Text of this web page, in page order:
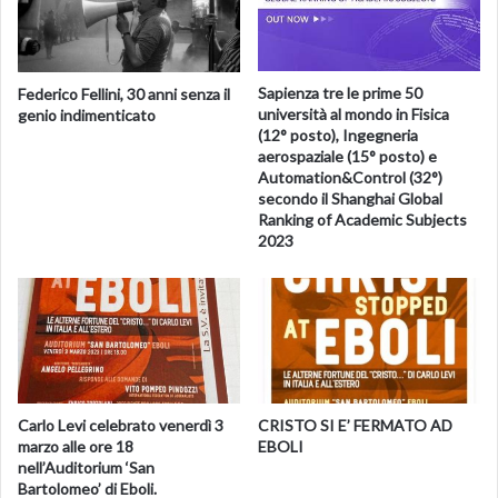
Federico Fellini, 30 anni senza il
genio indimenticato
Sapienza tre le prime 50
università al mondo in Fisica
(12° posto), Ingegneria
aerospaziale (15° posto) e
Automation&Control (32°)
secondo il Shanghai Global
Ranking of Academic Subjects
2023
Carlo Levi celebrato venerdì 3
marzo alle ore 18
nell’Auditorium ‘San
Bartolomeo’ di Eboli.
CRISTO SI E’ FERMATO AD
EBOLI